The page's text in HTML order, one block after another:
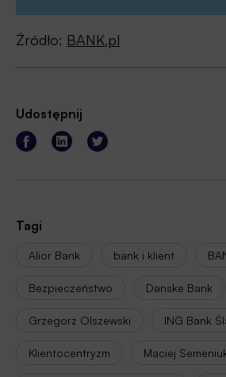
Źródło: BANK.pl
Udostępnij
Tagi
Alior Bank bank i klient
Bezpieczeństwo Danske Bank
Grzegorz Olszewski ING Bank
Klientocentryzm Maciej